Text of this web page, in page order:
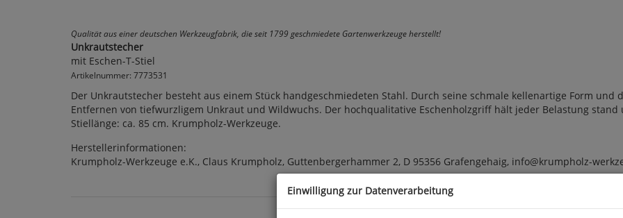
Qualität aus einer deutschen Werkzeugfabrik, die seit 1799 geschmiedete Gartenwerkzeuge herstellt!
Unkrautstecher
mit Eschen-T-Stiel
Artikelnummer: 7773531
Der Unkrautstecher besteht aus einem Stück handgeschmiedeten Stahl. Durch seine schmale kellenartige Form
Entfernen von tiefwurzligem Unkraut und Wildwuchs. Der hochqualitative Eschenholzgriff hält jeder Belastung
Stiellänge: ca. 85 cm. Krumpholz-Werkzeuge.
Herstellerinformationen:
Krumpholz-Werkzeuge e.K., Claus Krumpholz, Guttenbergerhammer 2, D 95356 Grafengehaig, info@krumpholz-
Einwilligung zur Datenverarbeitung